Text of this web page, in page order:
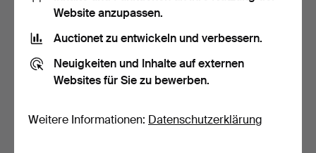
Website anzupassen.
Auctionet zu entwickeln und verbessern.
Neuigkeiten und Inhalte auf externen
Websites für Sie zu bewerben.
Weitere Informationen: Datenschutzerklärung